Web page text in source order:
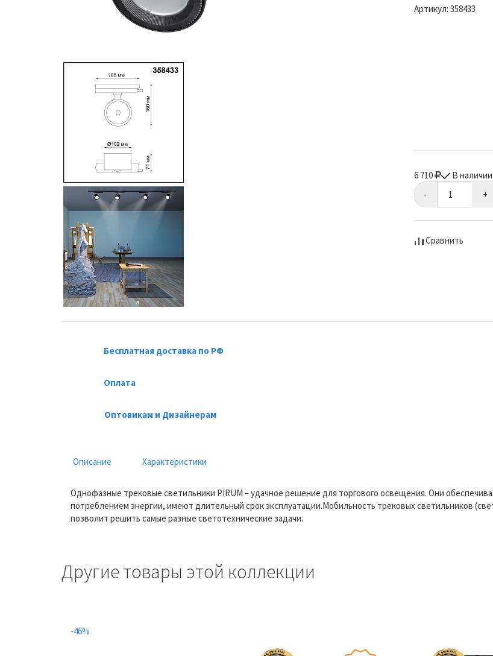
Артикул: 358433
6 710
В наличии
-
+
Сравнить
Бесплатная доставка по РФ
Оплата
Оптовикам и Дизайнерам
Описание Характеристики
Однофазные трековые светильники PIRUM – удачное решение для торгового освещения. Они
потреблением энергии, имеют длительный срок эксплуатации.Мобильность трековых светильников
позволит решить самые разные светотехнические задачи.
Другие товары этой коллекции
-46%